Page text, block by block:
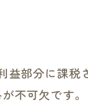
部分に課税
不可欠です